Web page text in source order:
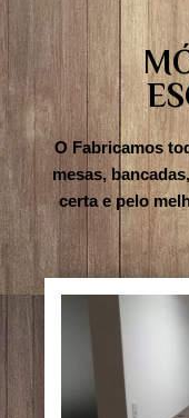
O Fabricamos
mesas,
certa e pelo